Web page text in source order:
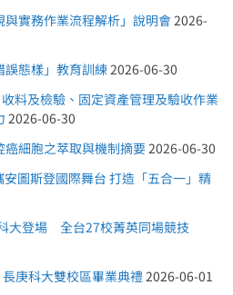
實務作業流程解析」說明會 2026-
誤態樣」教育訓練 2026-06-30
料及檢驗、固定資產管理及驗收作業
2026-06-30
細胞之萃取與機制摘要 2026-06-30
圖斯登國際舞台 打造「五合一」精
大登場 全台27校菁英同場競技
庚科大雙校區畢業典禮 2026-06-01